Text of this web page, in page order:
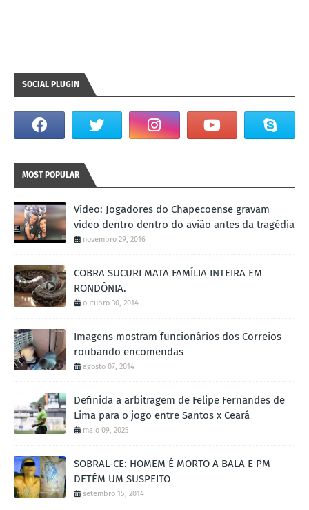
SOCIAL PLUGIN
MOST POPULAR
Vídeo: Jogadores do Chapecoense gravam
vídeo dentro dentro do avião antes da tragédia
novembro 29, 2016
COBRA SUCURI MATA FAMÍLIA INTEIRA EM
RONDÔNIA.
outubro 30, 2014
Imagens mostram funcionários dos Correios
roubando encomendas
agosto 07, 2014
Definida a arbitragem de Felipe Fernandes de
Lima para o jogo entre Santos x Ceará
maio 09, 2025
SOBRAL-CE: HOMEM É MORTO A BALA E PM
DETÉM UM SUSPEITO
setembro 15, 2014